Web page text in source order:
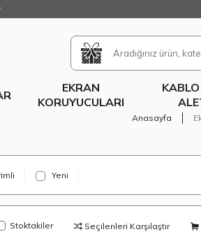
EKRAN
KORUYUCULARI
Anasayfa
Yeni
Stoktakiler Seçilenleri Karşılaştır